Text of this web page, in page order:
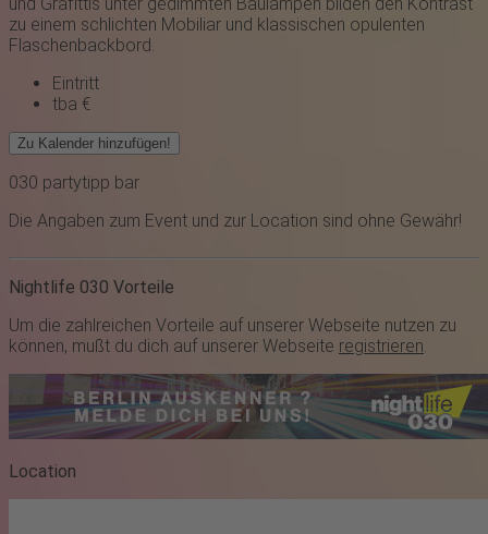
zu einem schlichten Mobiliar und klassischen opulenten
Flaschenbackbord.
Eintritt
tba €
Zu Kalender hinzufügen!
030 partytipp bar
Die Angaben zum Event und zur Location sind ohne Gewähr!
Nightlife 030 Vorteile
Um die zahlreichen Vorteile auf unserer Webseite nutzen zu
können, mußt du dich auf unserer Webseite registrieren.
Location